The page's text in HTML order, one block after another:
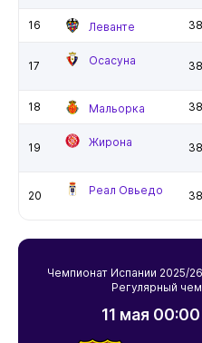
16 Леванте 38
17 Осасуна 38
18 Мальорка 38
19 Жирона 38
20 Реал Овьедо 38
Чемпионат Испании 2025/
Регулярный
11 мая 00:00